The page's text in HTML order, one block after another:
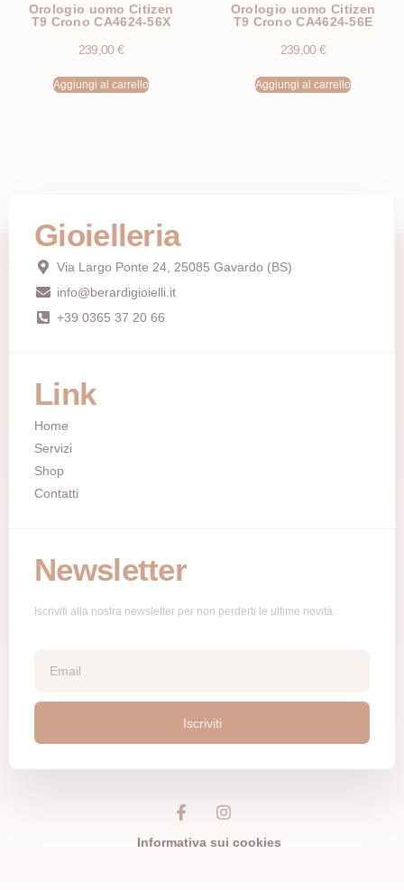
Orologio uomo Citizen
T9 Crono CA4624-56X
239,00 €
Aggiungi al carrello
Orologio uomo Citizen
T9 Crono CA4624-56E
239,00 €
Aggiungi al carrello
Gioielleria
Via Largo Ponte 24, 25085 Gavardo (BS)
info@berardigioielli.it
+39 0365 37 20 66
Link
Home
Servizi
Shop
Contatti
Newsletter
Iscriviti alla nostra newsletter per non perderti le ultime novità.
Iscriviti
Informativa sui cookies